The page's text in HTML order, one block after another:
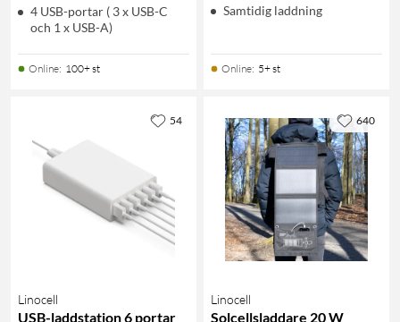
4 USB-portar ( 3 x USB-C
och 1 x USB-A)
Online: 100+ st
Samtidig laddning
Online: 5+ st
Linocell
USB-laddstation 6 portar
54
Linocell
Solcellsladdare 20 W
640